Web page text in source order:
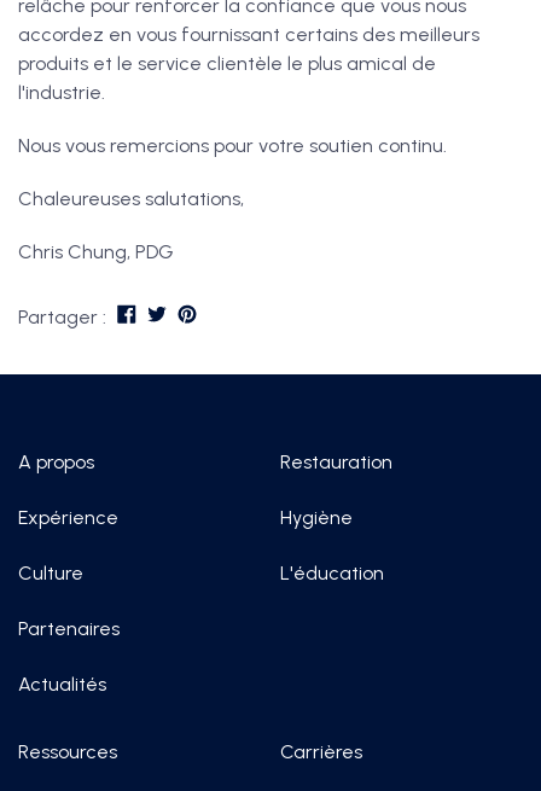
relâche pour renforcer la confiance que vous nous
accordez en vous fournissant certains des meilleurs
produits et le service clientèle le plus amical de
l'industrie.
Nous vous remercions pour votre soutien continu.
Chaleureuses salutations,
Chris Chung, PDG
Partager :
A propos
Expérience
Culture
Partenaires
Actualités
Restauration
Hygiène
L'éducation
Ressources Carrières